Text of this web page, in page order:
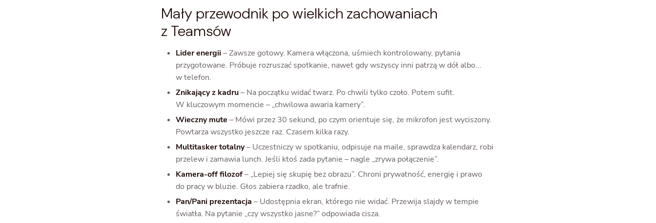
Mały przewodnik po wielkich zachowaniach
z Teamsów
Lider energii– Zawsze gotowy. Kamera włączona, uśmiech kontrolowany, pytania
przygotowane. Próbuje rozruszać spotkanie, nawet gdy wszyscy inni patrzą w dół albo...
w telefon.
Znikający z kadru– Na początku widać twarz. Po chwili tylko czoło. Potem sufit.
W kluczowym momencie – „chwilowa awaria kamery”.
Wieczny mute – Mówi przez 30 sekund, po czym orientuje się, że mikrofon jest wyciszony.
Powtarza wszystko jeszcze raz. Czasem kilka razy.
Multitasker totalny– Uczestniczy w spotkaniu, odpisuje na maile, sprawdza kalendarz, robi
przelew i zamawia lunch. Jeśli ktoś zada pytanie – nagle „zrywa połączenie”.
Kamera-off filozof– „Lepiej się skupię bez obrazu”. Chroni prywatność, energię i prawo
do pracy w bluzie. Głos zabiera rzadko, ale trafnie.
Pan/Pani prezentacja – Udostępnia ekran, którego nie widać. Przewija slajdy w tempie
światła. Na pytanie „czy wszystko jasne?” odpowiada cisza.